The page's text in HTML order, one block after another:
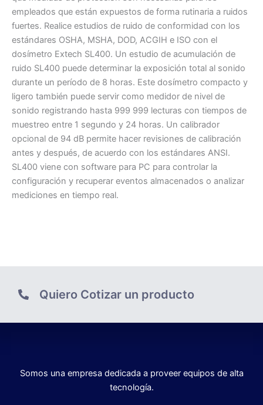
empleados que están expuestos de forma rutinaria a ruidos
fuertes. Realice estudios de ruido de conformidad con los
estándares OSHA, MSHA, DOD, ACGIH e ISO con el
dosímetro Extech SL400. Un estudio de acumulación de
ruido SL400 puede determinar la exposición total al sonido
durante un período de 8 horas. Este dosímetro compacto y
ligero también puede servir como medidor de nivel de
sonido registrando hasta 999 999 lecturas con tiempos de
muestreo entre 1 segundo y 24 horas. Un calibrador
opcional de 94 dB permite hacer revisiones de calibración
antes y después, de acuerdo con los estándares ANSI.
SL400 viene con software para PC para controlar la
configuración y recuperar eventos almacenados o analizar
mediciones en tiempo real.
Quiero Cotizar un producto
Somos una empresa dedicada a proveer equipos de alta
tecnología.